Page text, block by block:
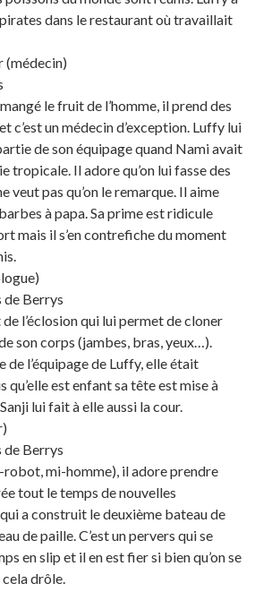
dans le restaurant où travaillait
(médecin)
le fruit de l’homme, il prend des
c’est un médecin d’exception. Luffy lui
de son équipage quand Nami avait
tropicale. Il adore qu’on lui fasse des
veut pas qu’on le remarque. Il aime
à papa. Sa prime est ridicule
mais il s’en contrefiche du moment
de Berrys
l’éclosion qui lui permet de cloner
son corps (jambes, bras, yeux…).
de l’équipage de Luffy, elle était
qu’elle est enfant sa tête est mise à
lui fait à elle aussi la cour.
de Berrys
robot, mi-homme), il adore prendre
tout le temps de nouvelles
a construit le deuxième bateau de
de paille. C’est un pervers qui se
en slip et il en est fier si bien qu’on se
cela drôle.